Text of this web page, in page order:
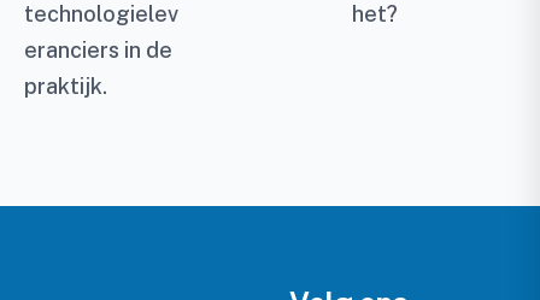
technologielev
eranciers in de
praktijk.
het?